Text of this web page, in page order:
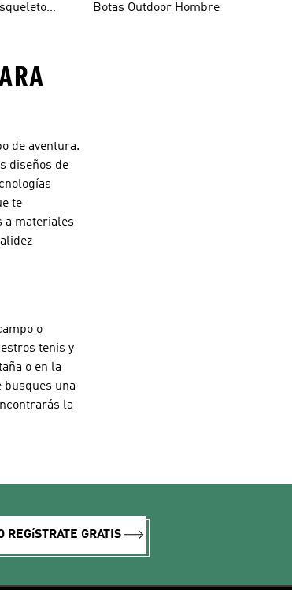
Botas Outdoor Hombre
de aventura.
diseños de
te
a materiales
o
tenis y
o en la
busques una
la
REGíSTRATE GRATIS